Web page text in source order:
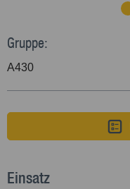
Gruppe:
A430
Einsatz